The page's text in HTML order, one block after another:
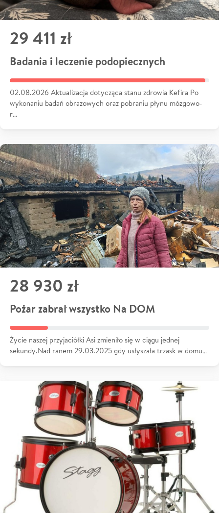
29 411 zł
Badania i leczenie podopiecznych
02.08.2026 Aktualizacja dotycząca stanu zdrowia Kefira Po
wykonaniu badań obrazowych oraz pobraniu płynu mózgowo-
r…
28 930 zł
Pożar zabrał wszystko Na DOM
Życie naszej przyjaciółki Asi zmieniło się w ciągu jednej
sekundy.Nad ranem 29.03.2025 gdy usłyszała trzask w domu…